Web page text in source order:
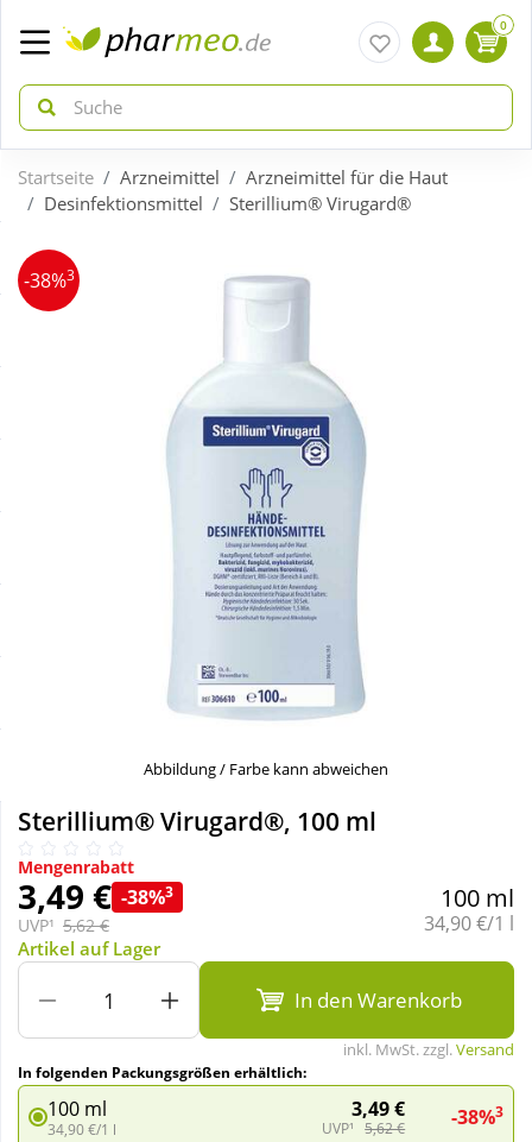
zurück
ÜBERSICHT AKTIONEN
Täglich gut versorgt
zurück
ÜBERSICHT KATEGORIEN
Körperpflege & Kosmetik
Nahrungsergänzung
Natur & Homöopathie
Sanitätshaus
Wellness
0
Startseite Arzneimittel
Arzneimittel für die Haut
Desinfektionsmittel
Sterillium® Virugard®
-38%3
Abbildung / Farbe kann abweichen
Sterillium® Virugard®, 100 ml
Mengenrabatt
3,49 € -38%3
UVP¹ 5,62 €
100 ml
Grundpreis:
34,90 €/1 l
Artikel auf Lager
In den Warenkorb
inkl. MwSt. zzgl.Versand
In folgenden Packungsgrößen erhältlich:
100 ml
34,90 €/1 l
3,49 €
UVP¹ 5,62 € -38%3